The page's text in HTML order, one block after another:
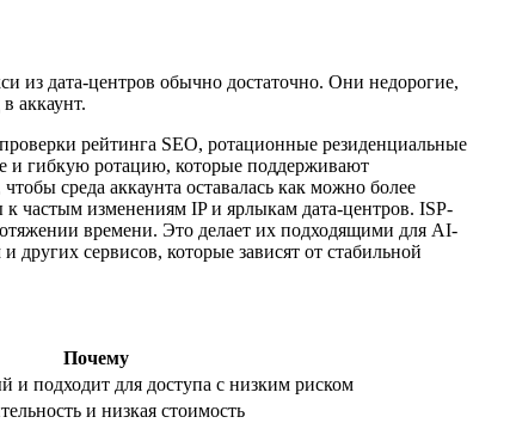
из дата-центров обычно достаточно. Они недорогие,
аккаунт.
рейтинга SEO, ротационные резиденциальные
и гибкую ротацию, которые поддерживают
среда аккаунта оставалась как можно более
к частым изменениям IP и ярлыкам дата-центров. ISP-
времени. Это делает их подходящими для AI-
сервисов, которые зависят от стабильной
Почему
и подходит для доступа с низким риском
и низкая стоимость